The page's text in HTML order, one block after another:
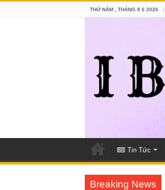
THỨ NĂM , THÁNG 8 6 2026
Tin Tức
Breaking News